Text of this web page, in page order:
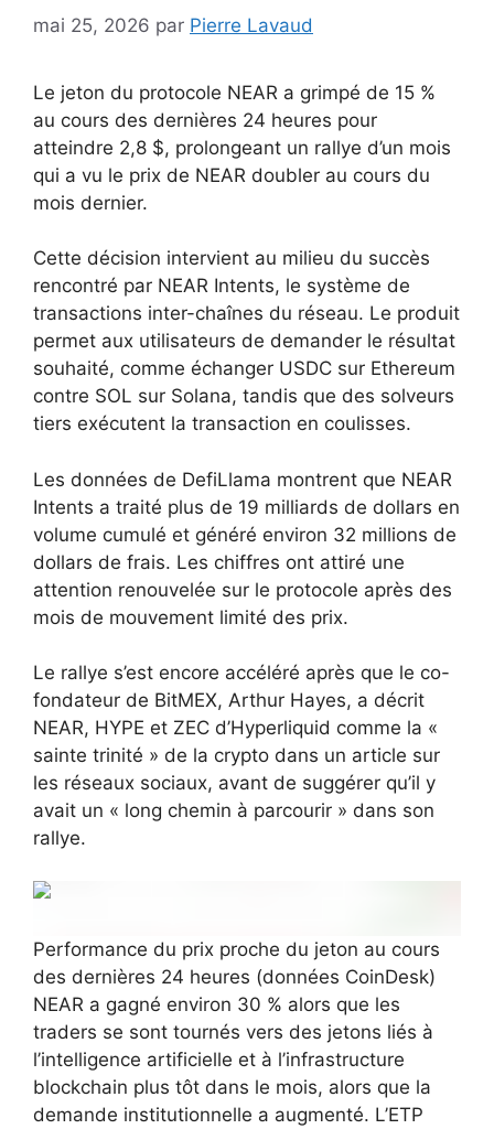
mai 25, 2026 par Pierre Lavaud
Le jeton du protocole NEAR a grimpé de 15 %
au cours des dernières 24 heures pour
atteindre 2,8 $, prolongeant un rallye d’un mois
qui a vu le prix de NEAR doubler au cours du
mois dernier.
Cette décision intervient au milieu du succès
rencontré par NEAR Intents, le système de
transactions inter-chaînes du réseau. Le produit
permet aux utilisateurs de demander le résultat
souhaité, comme échanger USDC sur Ethereum
contre SOL sur Solana, tandis que des solveurs
tiers exécutent la transaction en coulisses.
Les données de DefiLlama montrent que NEAR
Intents a traité plus de 19 milliards de dollars en
volume cumulé et généré environ 32 millions de
dollars de frais. Les chiffres ont attiré une
attention renouvelée sur le protocole après des
mois de mouvement limité des prix.
Le rallye s’est encore accéléré après que le co-
fondateur de BitMEX, Arthur Hayes, a décrit
NEAR, HYPE et ZEC d’Hyperliquid comme la «
sainte trinité » de la crypto dans un article sur
les réseaux sociaux, avant de suggérer qu’il y
avait un « long chemin à parcourir » dans son
rallye.
Performance du prix proche du jeton au cours
des dernières 24 heures (données CoinDesk)
NEAR a gagné environ 30 % alors que les
traders se sont tournés vers des jetons liés à
l’intelligence artificielle et à l’infrastructure
blockchain plus tôt dans le mois, alors que la
demande institutionnelle a augmenté. L’ETP